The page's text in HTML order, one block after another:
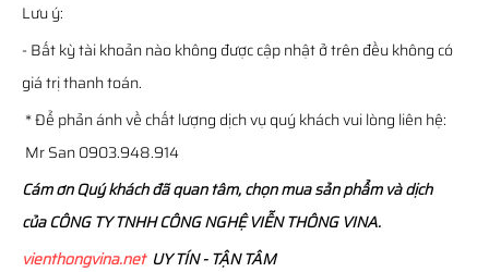
Lưu ý:
- Bất kỳ tài khoản nào không được cập nhật ở trên đều không có
giá trị thanh toán.
* Để phản ánh về chất lượng dịch vụ quý khách vui lòng liên hệ:
Mr San 0903.948.914
Cám ơn Quý khách đã quan tâm, chọn mua sản phẩm và dịch
của CÔNG TY TNHH CÔNG NGHỆ VIỄN THÔNG VINA.
vienthongvina.netUY TÍN - TẬN TÂM